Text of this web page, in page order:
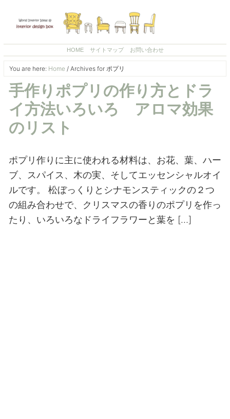
HOME サイトマップ お問い合わせ
You are here: Home /Archives for ポプリ
手作りポプリの作り方とドラ
イ方法いろいろ アロマ効果
のリスト
ポプリ作りに主に使われる材料は、お花、葉、ハー
ブ、スパイス、木の実、そしてエッセンシャルオイ
ルです。 松ぼっくりとシナモンスティックの２つ
の組み合わせで、クリスマスの香りのポプリを作っ
たり、いろいろなドライフラワーと葉を […]